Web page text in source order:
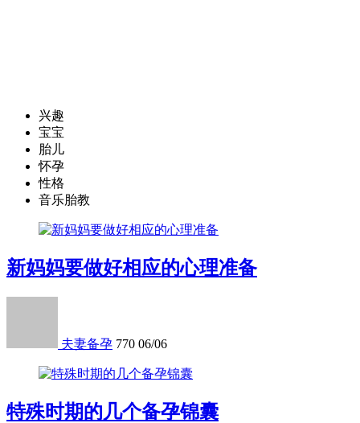
兴趣
宝宝
胎儿
怀孕
性格
音乐胎教
新妈妈要做好相应的心理准备
夫妻备孕 770 06/06
特殊时期的几个备孕锦囊